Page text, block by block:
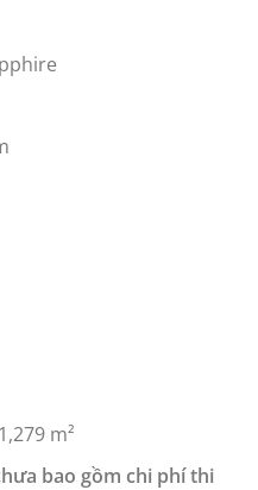
1,279 m²
bao gồm chi phí thi